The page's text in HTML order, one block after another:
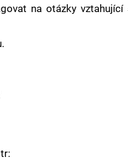
na otázky